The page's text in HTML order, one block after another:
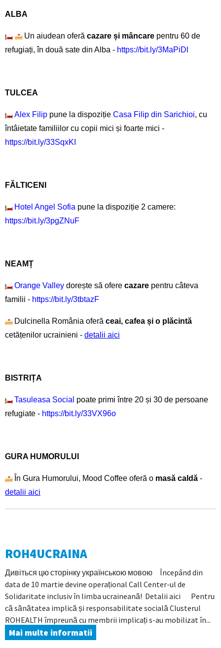
ALBA
Un aiudean oferă cazare și mâncare pentru 60 de
refugiați, în două sate din Alba - https://bit.ly/3MaPiDl
TULCEA
Alex Filip pune la dispoziție Casa Filip din Sarichioi, cu
întâietate familiilor cu copii mici și foarte mici -
https://bit.ly/33SqxKI
FĂLTICENI
Hotel Angel Sofia pune la dispoziție 2 camere:
https://bit.ly/3pgZNuF
NEAMȚ
Orange Valley dorește să ofere cazare pentru câteva
familii - https://bit.ly/3tbtazF
Dulcinella România oferă ceai, cafea și o plăcintă
cetățenilor ucrainieni - detalii aici
BISTRIȚA
Tasuleasa Social poate primi între 20 și 30 de persoane
refugiate - https://bit.ly/33VX96o
GURA HUMORULUI
În Gura Humorului, Mood Coffee oferă o masă caldă -
detalii aici
ROH4UCRAINA
Дивіться цю сторінку українською мовою Începând din
data de 10 martie devine operațional Call Center-ul de
Solidaritate inclusiv în limba ucraineană! Detalii aici Pentru
că sănătatea implică și responsabilitate socială Clusterul
ROHEALTH împreună cu membrii implicați s-au mobilizat în...
Mai multe informatii